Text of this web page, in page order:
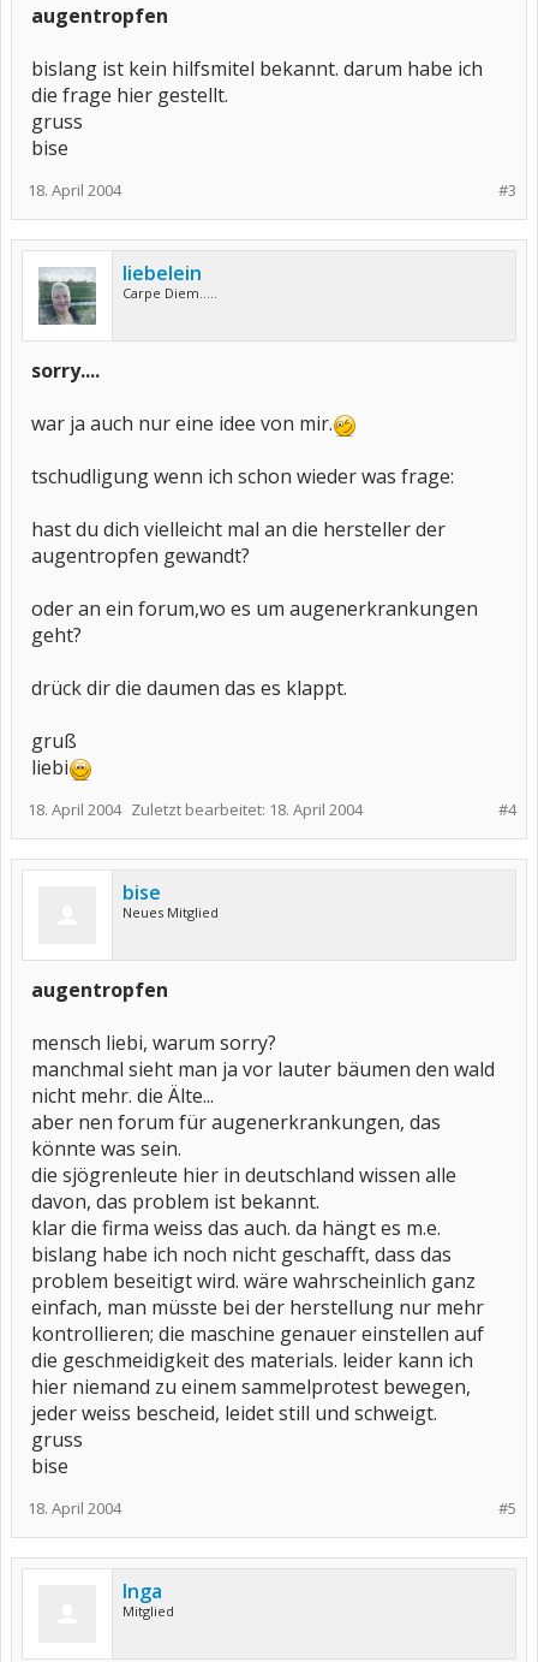
augentropfen
bislang ist kein hilfsmitel bekannt. darum habe ich
die frage hier gestellt.
gruss
bise
#3
18. April 2004
liebelein
Carpe Diem.....
sorry....
war ja auch nur eine idee von mir.
tschudligung wenn ich schon wieder was frage:
hast du dich vielleicht mal an die hersteller der
augentropfen gewandt?
oder an ein forum,wo es um augenerkrankungen
geht?
drück dir die daumen das es klappt.
gruß
liebi
#4
18. April 2004 Zuletzt bearbeitet: 18. April 2004
bise
Neues Mitglied
augentropfen
mensch liebi, warum sorry?
manchmal sieht man ja vor lauter bäumen den wald
nicht mehr. die Älte...
aber nen forum für augenerkrankungen, das
könnte was sein.
die sjögrenleute hier in deutschland wissen alle
davon, das problem ist bekannt.
klar die firma weiss das auch. da hängt es m.e.
bislang habe ich noch nicht geschafft, dass das
problem beseitigt wird. wäre wahrscheinlich ganz
einfach, man müsste bei der herstellung nur mehr
kontrollieren; die maschine genauer einstellen auf
die geschmeidigkeit des materials. leider kann ich
hier niemand zu einem sammelprotest bewegen,
jeder weiss bescheid, leidet still und schweigt.
gruss
bise
#5
18. April 2004
Inga
Mitglied